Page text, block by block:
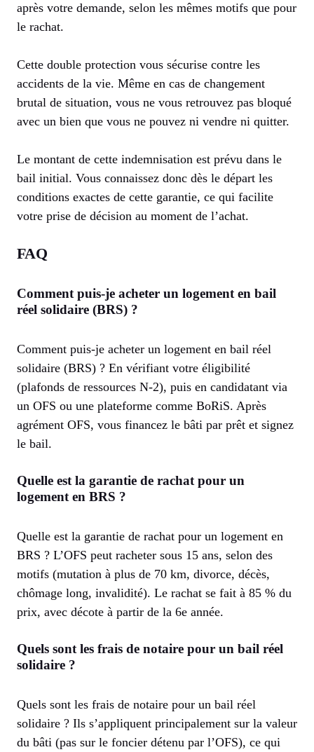
après votre demande, selon les mêmes motifs que pour
le rachat.
Cette double protection vous sécurise contre les
accidents de la vie. Même en cas de changement
brutal de situation, vous ne vous retrouvez pas bloqué
avec un bien que vous ne pouvez ni vendre ni quitter.
Le montant de cette indemnisation est prévu dans le
bail initial. Vous connaissez donc dès le départ les
conditions exactes de cette garantie, ce qui facilite
votre prise de décision au moment de l’achat.
FAQ
Comment puis-je acheter un logement en bail
réel solidaire (BRS) ?
Comment puis-je acheter un logement en bail réel
solidaire (BRS) ? En vérifiant votre éligibilité
(plafonds de ressources N-2), puis en candidatant via
un OFS ou une plateforme comme BoRiS. Après
agrément OFS, vous financez le bâti par prêt et signez
le bail.
Quelle est la garantie de rachat pour un
logement en BRS ?
Quelle est la garantie de rachat pour un logement en
BRS ? L’OFS peut racheter sous 15 ans, selon des
motifs (mutation à plus de 70 km, divorce, décès,
chômage long, invalidité). Le rachat se fait à 85 % du
prix, avec décote à partir de la 6e année.
Quels sont les frais de notaire pour un bail réel
solidaire ?
Quels sont les frais de notaire pour un bail réel
solidaire ? Ils s’appliquent principalement sur la valeur
du bâti (pas sur le foncier détenu par l’OFS), ce qui